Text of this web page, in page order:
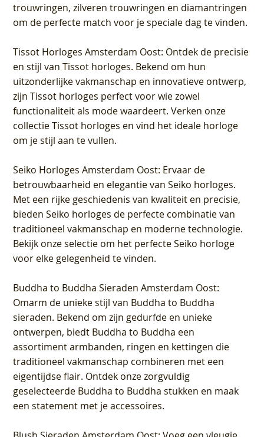
trouwringen, zilveren trouwringen en diamantringen
om de perfecte match voor je speciale dag te vinden.
Tissot Horloges Amsterdam Oost: Ontdek de precisie
en stijl van Tissot horloges. Bekend om hun
uitzonderlijke vakmanschap en innovatieve ontwerp,
zijn Tissot horloges perfect voor wie zowel
functionaliteit als mode waardeert. Verken onze
collectie Tissot horloges en vind het ideale horloge
om je stijl aan te vullen.
Seiko Horloges Amsterdam Oost: Ervaar de
betrouwbaarheid en elegantie van Seiko horloges.
Met een rijke geschiedenis van kwaliteit en precisie,
bieden Seiko horloges de perfecte combinatie van
traditioneel vakmanschap en moderne technologie.
Bekijk onze selectie om het perfecte Seiko horloge
voor elke gelegenheid te vinden.
Buddha to Buddha Sieraden Amsterdam Oost:
Omarm de unieke stijl van Buddha to Buddha
sieraden. Bekend om zijn gedurfde en unieke
ontwerpen, biedt Buddha to Buddha een
assortiment armbanden, ringen en kettingen die
traditioneel vakmanschap combineren met een
eigentijdse flair. Ontdek onze zorgvuldig
geselecteerde Buddha to Buddha stukken en maak
een statement met je accessoires.